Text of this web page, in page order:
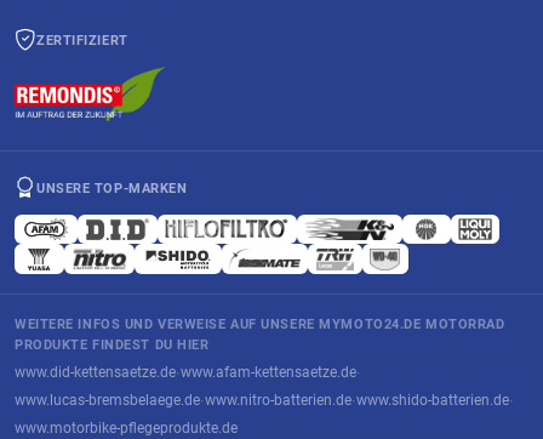
ZERTIFIZIERT
UNSERE TOP-MARKEN
WEITERE INFOS UND VERWEISE AUF UNSERE MYMOTO24.DE MOTORRAD
PRODUKTE FINDEST DU HIER
www.did-kettensaetze.de·www.afam-kettensaetze.de·
www.lucas-bremsbelaege.de·www.nitro-batterien.de·www.shido-batterien.de·
www.motorbike-pflegeprodukte.de